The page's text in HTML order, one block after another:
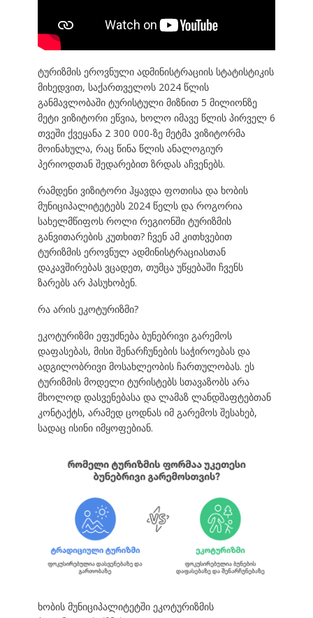
ტურიზმის ეროვნული ადმინისტრაციის სტატისტიკის
მიხედვით, საქართველოს 2024 წლის
განმავლობაში ტურისტული მიზნით 5 მილიონზე
მეტი ვიზიტორი ეწვია, ხოლო იმავე წლის პირველ 6
თვეში ქვეყანა 2 300 000-ზე მეტმა ვიზიტორმა
მოინახულა, რაც წინა წლის ანალოგიურ
პერიოდთან შედარებით ზრდას აჩვენებს.
რამდენი ვიზიტორი ჰყავდა ფოთისა და ხობის
მუნიციპალიტეტებს 2024 წელს და როგორია
სახელმწიფოს როლი რეგიონში ტურიზმის
განვითარების კუთხით? ჩვენ ამ კითხვებით
ტურიზმის ეროვნულ ადმინისტრაციასთან
დაკავშირებას ვცადეთ, თუმცა უწყებაში ჩვენს
ზარებს არ პასუხობენ.
რა არის ეკოტურიზმი?
ეკოტურიზმი ეფუძნება ბუნებრივი გარემოს
დაფასებას, მისი შენარჩუნების საჭიროებას და
ადგილობრივი მოსახლეობის ჩართულობას. ეს
ტურიზმის მოდელი ტურისტებს სთავაზობს არა
მხოლოდ დასვენებასა და ლამაზ ლანდშაფტებთან
კონტაქტს, არამედ ცოდნას იმ გარემოს შესახებ,
სადაც ისინი იმყოფებიან.
ხობის მუნიციპალიტეტში ეკოტურიზმის